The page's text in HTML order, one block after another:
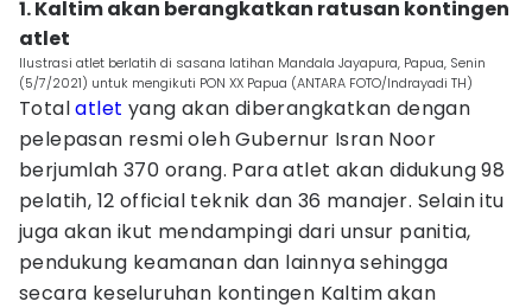
1. Kaltim akan berangkatkan ratusan kontingen
atlet
Ilustrasi atlet berlatih di sasana latihan Mandala Jayapura, Papua, Senin
(5/7/2021) untuk mengikuti PON XX Papua (ANTARA FOTO/Indrayadi TH)
Totalatlet yang akan diberangkatkan dengan
pelepasan resmi oleh Gubernur Isran Noor
berjumlah 370 orang. Para atlet akan didukung 98
pelatih, 12 official teknik dan 36 manajer. Selain itu
juga akan ikut mendampingi dari unsur panitia,
pendukung keamanan dan lainnya sehingga
secara keseluruhan kontingen Kaltim akan